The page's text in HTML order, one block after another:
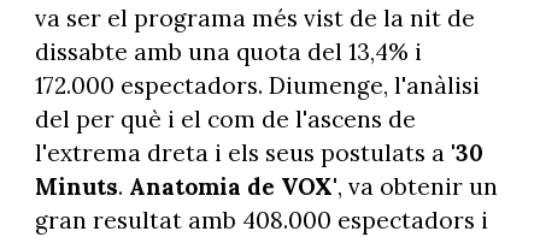
va ser el programa més vist de la nit de
dissabte amb una quota del 13,4% i
172.000 espectadors. Diumenge, l'anàlisi
del per què i el com de l'ascens de
l'extrema dreta i els seus postulats a '30
Minuts. Anatomia de VOX', va obtenir un
gran resultat amb 408.000 espectadors i